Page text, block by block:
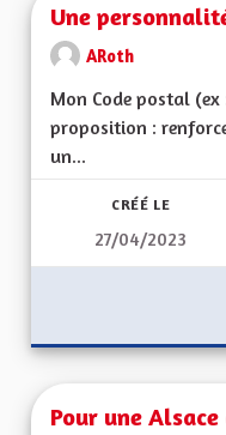
Une
ARoth
Mon Code postal
proposition :
un...
CRÉÉ LE
27/04/2023
Pour une